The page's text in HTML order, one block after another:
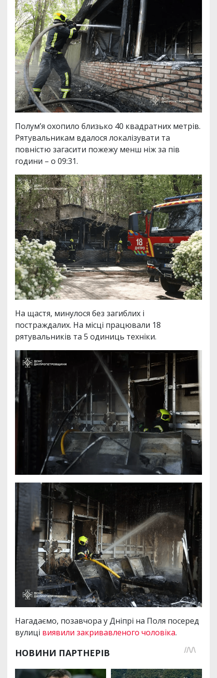
Полум’я охопило близько 40 квадратних метрів.
Рятувальникам вдалося локалізувати та
повністю загасити пожежу менш ніж за пів
години – о 09:31.
На щастя, минулося без загиблих і
постраждалих. На місці працювали 18
рятувальників та 5 одиниць техніки.
Нагадаємо, позавчора у Дніпрі на Поля посеред
вулиці виявили закривавленого чоловіка.